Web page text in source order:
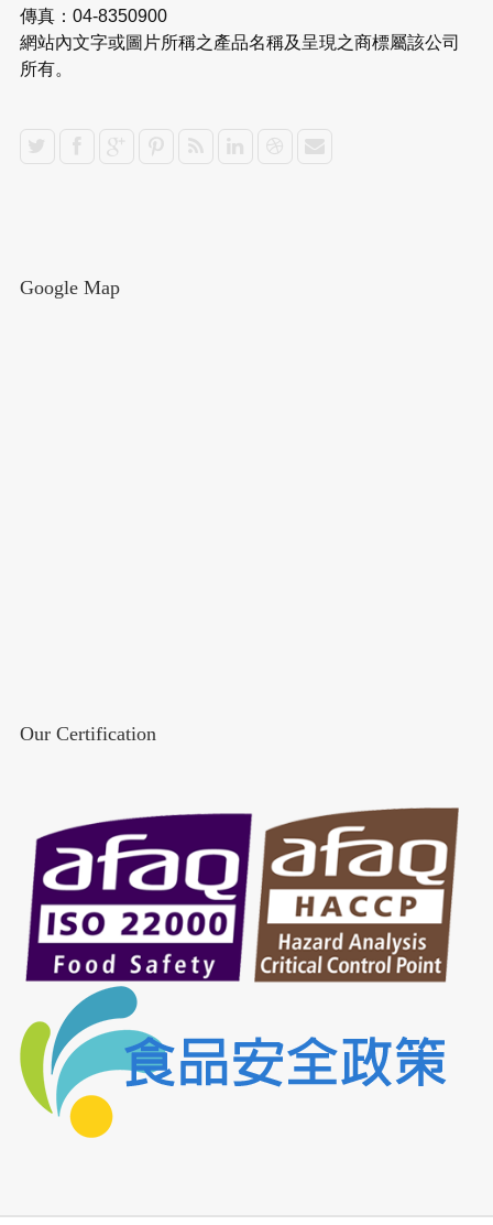
傳真：04-8350900
網站內文字或圖片所稱之產品名稱及呈現之商標屬該公司
所有。
Google Map
Our Certification